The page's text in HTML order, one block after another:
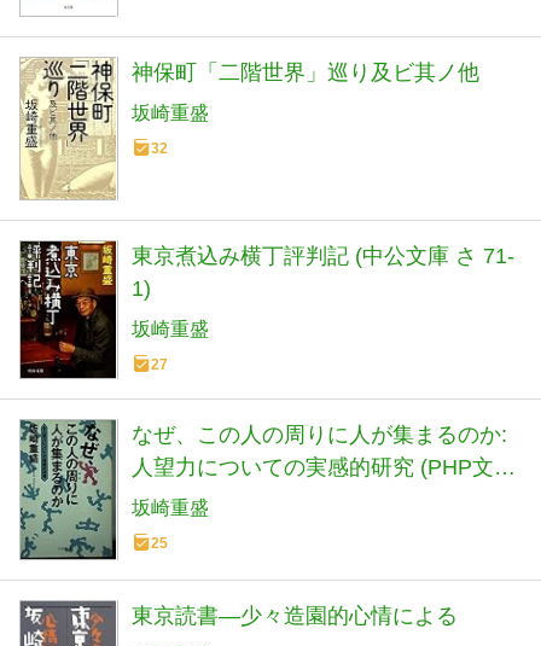
神保町「二階世界」巡り及ビ其ノ他
坂崎重盛
32
東京煮込み横丁評判記 (中公文庫 さ 71-
1)
坂崎重盛
27
なぜ、この人の周りに人が集まるのか:
人望力についての実感的研究 (PHP文庫
さ 25-2)
坂崎重盛
25
東京読書―少々造園的心情による